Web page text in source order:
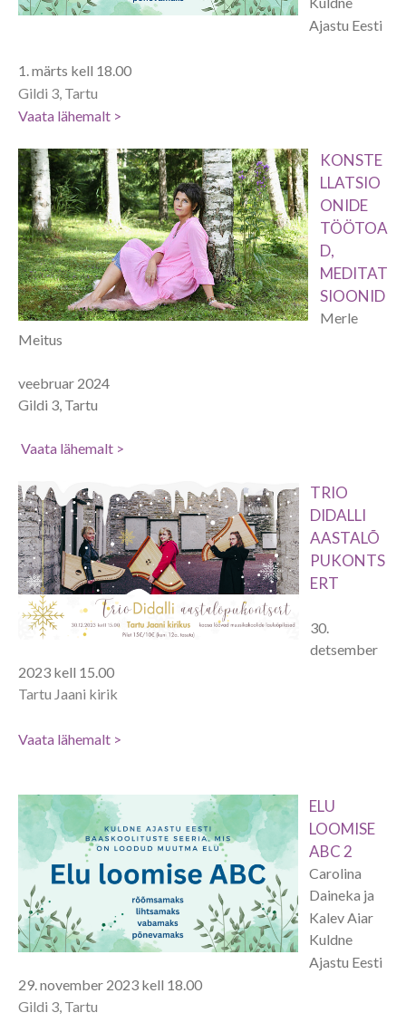
Ajastu Eesti
1. märts kell 18.00
Gildi 3, Tartu
Vaata lähemalt >
KONSTE
LLATSIO
ONIDE
TÖÖTOA
D,
MEDITAT
SIOONID
Merle
Meitus
veebruar 2024
Gildi 3, Tartu
Vaata lähemalt >
TRIO
DIDALLI
AASTALÕ
PUKONTS
ERT
30.
detsember
2023 kell 15.00
Tartu Jaani kirik
Vaata lähemalt >
ELU
LOOMISE
ABC 2
Carolina
Daineka ja
Kalev Aiar
Kuldne
Ajastu Eesti
29. november 2023 kell 18.00
Gildi 3, Tartu